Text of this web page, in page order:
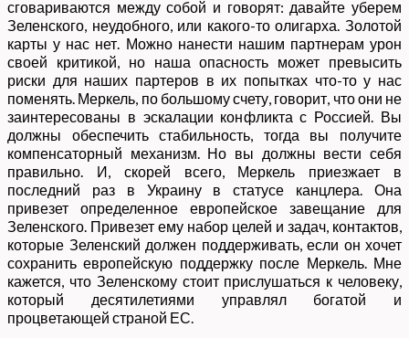
сговариваются между собой и говорят: давайте уберем
Зеленского, неудобного, или какого-то олигарха. Золотой
карты у нас нет. Можно нанести нашим партнерам урон
своей критикой, но наша опасность может превысить
риски для наших партеров в их попытках что-то у нас
поменять. Меркель, по большому счету, говорит, что они не
заинтересованы в эскалации конфликта с Россией. Вы
должны обеспечить стабильность, тогда вы получите
компенсаторный механизм. Но вы должны вести себя
правильно. И, скорей всего, Меркель приезжает в
последний раз в Украину в статусе канцлера. Она
привезет определенное европейское завещание для
Зеленского. Привезет ему набор целей и задач, контактов,
которые Зеленский должен поддерживать, если он хочет
сохранить европейскую поддержку после Меркель. Мне
кажется, что Зеленскому стоит прислушаться к человеку,
который десятилетиями управлял богатой и
процветающей страной ЕС.